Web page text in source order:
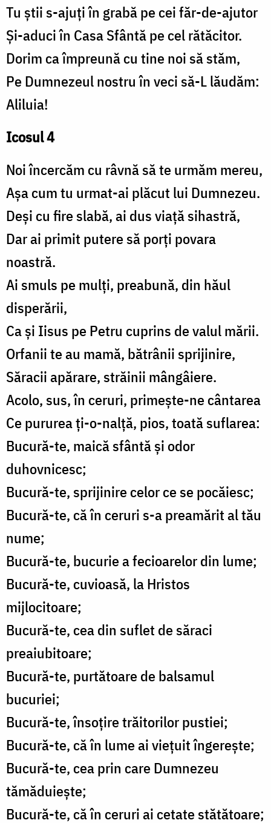
Tu știi s-ajuți în grabă pe cei făr-de-ajutor
Și-aduci în Casa Sfântă pe cel rătăcitor.
Dorim ca împreună cu tine noi să stăm,
Pe Dumnezeul nostru în veci să-L lăudăm:
Aliluia!
Icosul 4
Noi încercăm cu râvnă să te urmăm mereu,
Așa cum tu urmat-ai plăcut lui Dumnezeu.
Deși cu fire slabă, ai dus viață sihastră,
Dar ai primit putere să porți povara
noastră.
Ai smuls pe mulți, preabună, din hăul
disperării,
Ca și Iisus pe Petru cuprins de valul mării.
Orfanii te au mamă, bătrânii sprijinire,
Săracii apărare, străinii mângâiere.
Acolo, sus, în ceruri, primește-ne cântarea
Ce pururea ți-o-nalță, pios, toată suflarea:
Bucură-te, maică sfântă și odor
duhovnicesc;
Bucură-te, sprijinire celor ce se pocăiesc;
Bucură-te, că în ceruri s-a preamărit al tău
nume;
Bucură-te, bucurie a fecioarelor din lume;
Bucură-te, cuvioasă, la Hristos
mijlocitoare;
Bucură-te, cea din suflet de săraci
preaiubitoare;
Bucură-te, purtătoare de balsamul
bucuriei;
Bucură-te, însoțire trăitorilor pustiei;
Bucură-te, că în lume ai viețuit îngerește;
Bucură-te, cea prin care Dumnezeu
tămăduiește;
Bucură-te, că în ceruri ai cetate stătătoare;